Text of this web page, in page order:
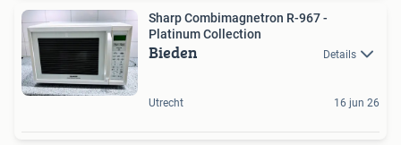
Sharp Combimagnetron R-967 -
Platinum Collection
Bieden Details
Utrecht 16 jun 26